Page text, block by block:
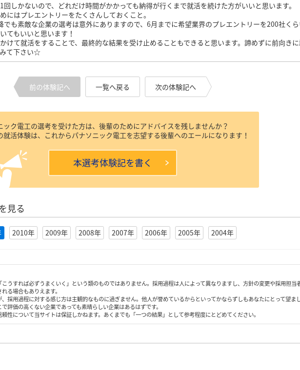
回しかないので、どれだけ時間がかかっても納得が行くまで就活を続けた方がいいと思います。
にはプレエントリーをたくさんしておくこと。
でも素敵な企業の選考は意外にありますので、6月までに希望業界のプレエントリーを200社く
てもいいと思います！
けて就活をすることで、最終的な結果を受け止めることもできると思います。諦めずに前向き
て下さい☆
前の体験記へ 一覧へ戻る 次の体験記へ
ック電工の選考を受けた方は、後輩のためにアドバイスを残しませんか？
就活体験は、これからパナソニック電工を志望する後輩へのエールになります！
本選考体験記を書く
見る
2010年 2009年 2008年 2007年 2006年 2005年 2004年
こうすれば必ずうまくいく」という類のものではありません。採用過程は人によって異なりますし、方針の変更や採用担当
る場合もありえます。
採用過程に対する感じ方は主観的なものに過ぎません。他人が誉めているからといってかならずしもあなたにとって望ま
評価の高くない企業であっても素晴らしい企業はあるはずです。
性について当サイトは保証しかねます。あくまでも「一つの結果」として参考程度にとどめてください。